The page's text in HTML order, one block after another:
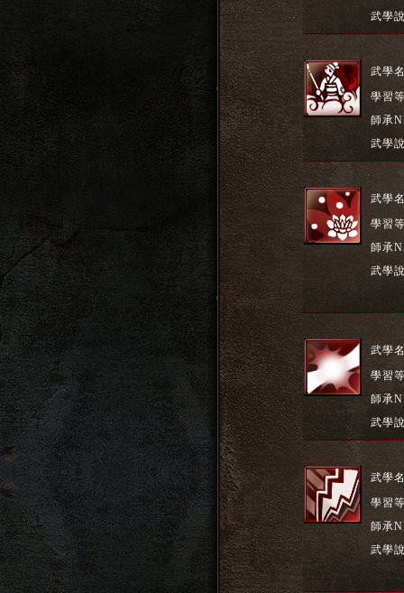
武學
武學
學習
師承
武學
武學
學習
師承
武學
武學
學習
師承
武學
武學
學習
師承
武學